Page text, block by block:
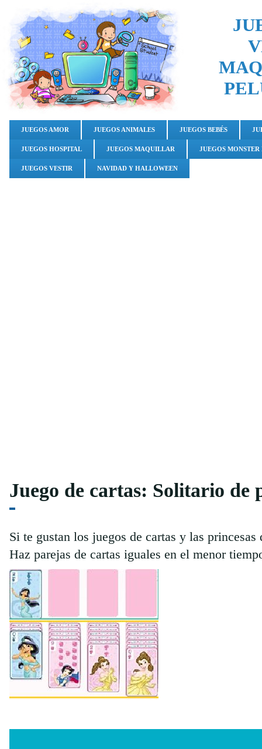
JUEGOS AMOR JUEGOS ANIMALES JUEGOS BEBÉS
JUEGOS HOSPITAL JUEGOS MAQUILLAR JUEGOS
JUEGOS VESTIR NAVIDAD Y HALLOWEEN
Juego de cartas: Solitario de
Si te gustan los juegos de cartas y las
Haz parejas de cartas iguales en el menor